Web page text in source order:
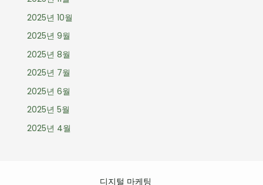
2025년 10월
2025년 9월
2025년 8월
2025년 7월
2025년 6월
2025년 5월
2025년 4월
디지털 마케팅